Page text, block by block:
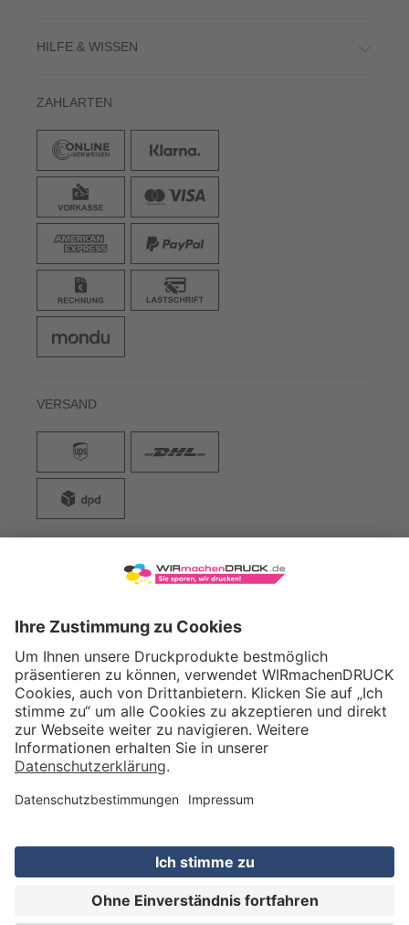
IN DEN WARENKORB
HILFE & WISSEN
ZAHLARTEN
VERSAND
WIRmachenDRUCK GmbH
71522 Backnang
Tel.: +49 (0) 711 995 982 - 20
Fax: +49 (0) 711 995 982 - 21
SOCIAL MEDIA